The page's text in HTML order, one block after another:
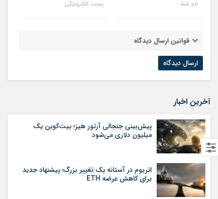
نام شما پست الکترونیکی
قوانین ارسال دیدگاه
آخرین اخبار
پیش‌بینی جنجالی آرتور هیز؛ بیت‌کوین یک
میلیون دلاری می‌شود
اتریوم در آستانه یک تغییر بزرگ؛ پیشنهاد جدید
برای کاهش عرضه ETH